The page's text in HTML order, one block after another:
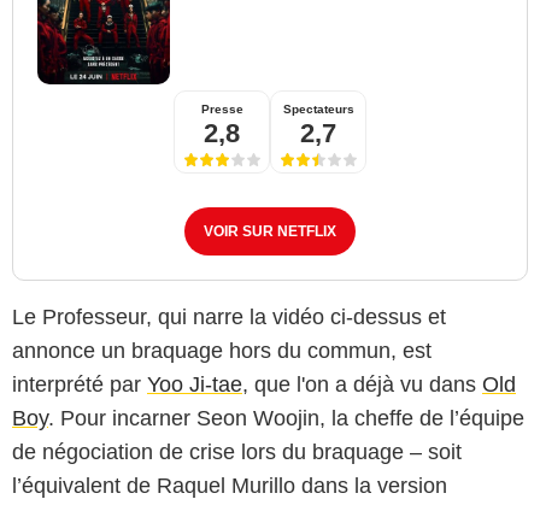
Presse
2,8
Spectateurs
2,7
VOIR SUR NETFLIX
Le Professeur, qui narre la vidéo ci-dessus et
annonce un braquage hors du commun, est
interprété par Yoo Ji-tae, que l'on a déjà vu dans Old
Boy. Pour incarner Seon Woojin, la cheffe de l’équipe
de négociation de crise lors du braquage – soit
l’équivalent de Raquel Murillo dans la version